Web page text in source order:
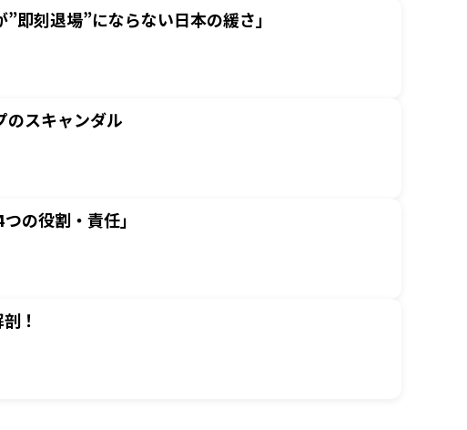
即刻退場”にならない日本の緩さ」
のスキャンダル
の役割・責任」
！